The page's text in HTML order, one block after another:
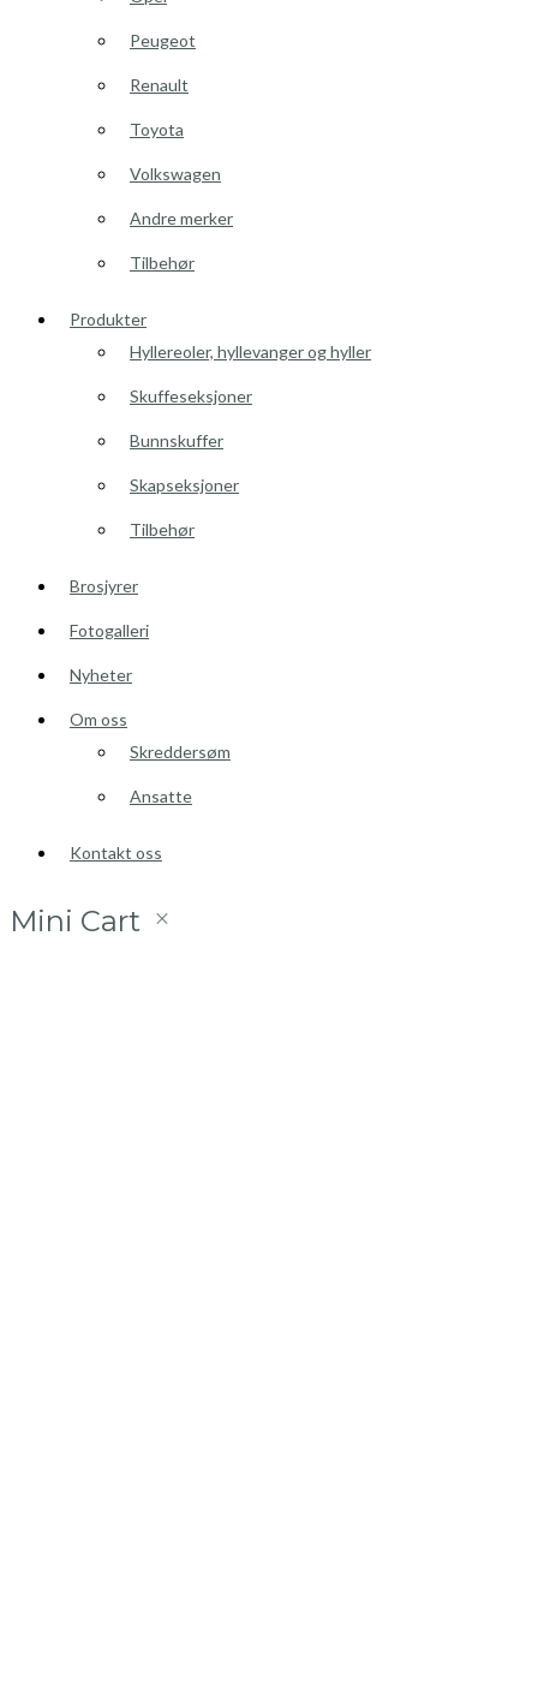
Peugeot
Renault
Toyota
Volkswagen
Andre merker
Tilbehør
Produkter
Hyllereoler, hyllevanger og hyller
Skuffeseksjoner
Bunnskuffer
Skapseksjoner
Tilbehør
Brosjyrer
Fotogalleri
Nyheter
Om oss
Skreddersøm
Ansatte
Kontakt oss
Mini Cart